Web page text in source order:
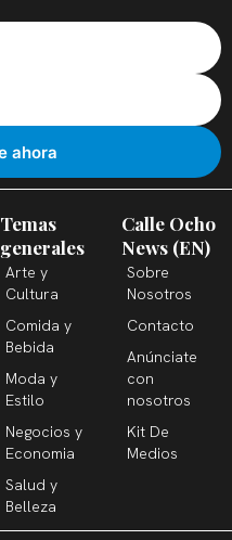
Temas
generales
Arte y
Cultura
Comida y
Bebida
Moda y
Estilo
Negocios y
Economia
Salud y
Belleza
Calle Ocho
News (EN)
Sobre
Nosotros
Contacto
Anúnciate
con
nosotros
Kit De
Medios